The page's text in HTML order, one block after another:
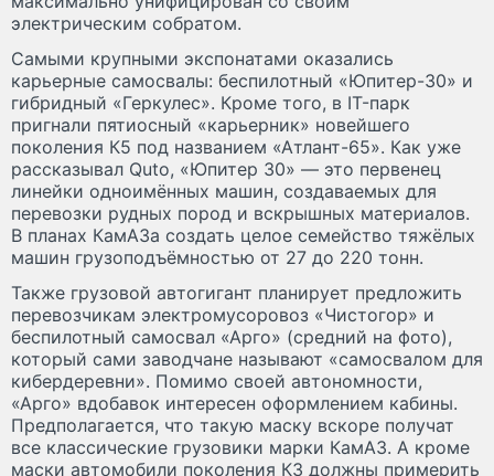
электрическим собратом.
Самыми крупными экспонатами оказались
карьерные самосвалы: беспилотный «Юпитер-30» и
гибридный «Геркулес». Кроме того, в IT-парк
пригнали пятиосный «карьерник» новейшего
поколения К5 под названием «Атлант-65». Как уже
рассказывал Quto, «Юпитер 30» — это первенец
линейки одноимённых машин, создаваемых для
перевозки рудных пород и вскрышных материалов.
В планах КамАЗа создать целое семейство тяжёлых
машин грузоподъёмностью от 27 до 220 тонн.
Также грузовой автогигант планирует предложить
перевозчикам электромусоровоз «Чистогор» и
беспилотный самосвал «Арго» (средний на фото),
который сами заводчане называют «самосвалом для
кибердеревни». Помимо своей автономности,
«Арго» вдобавок интересен оформлением кабины.
Предполагается, что такую маску вскоре получат
все классические грузовики марки КамАЗ. А кроме
маски автомобили поколения К3 должны примерить